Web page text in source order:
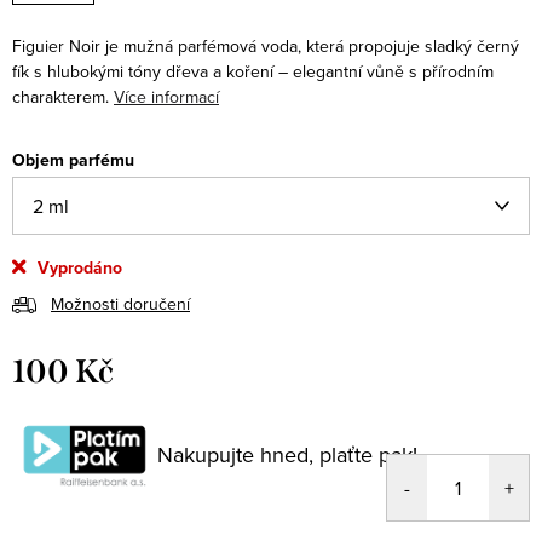
Figuier Noir je mužná parfémová voda, která propojuje sladký černý
fík s hlubokými tóny dřeva a koření – elegantní vůně s přírodním
charakterem. Více informací
Objem parfému
Vyprodáno
Možnosti doručení
100 Kč
cena:
Nakupujte hned, plaťte pak!